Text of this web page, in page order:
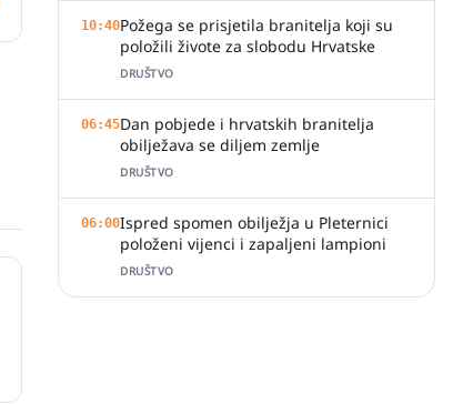
10:40Požega se prisjetila branitelja koji su
položili živote za slobodu Hrvatske
DRUŠTVO
06:45Dan pobjede i hrvatskih branitelja
obilježava se diljem zemlje
DRUŠTVO
06:00Ispred spomen obilježja u Pleternici
položeni vijenci i zapaljeni lampioni
DRUŠTVO